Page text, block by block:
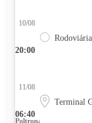
20:00
10/08
06:40
11/08
Terminal